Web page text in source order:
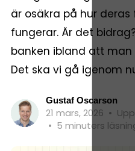
är osäkra på hur
fungerar. Är det
banken ibland att
Det ska vi gå igenom
Gustaf Oscarson
21 mars, 2026 •
• 5 minuters